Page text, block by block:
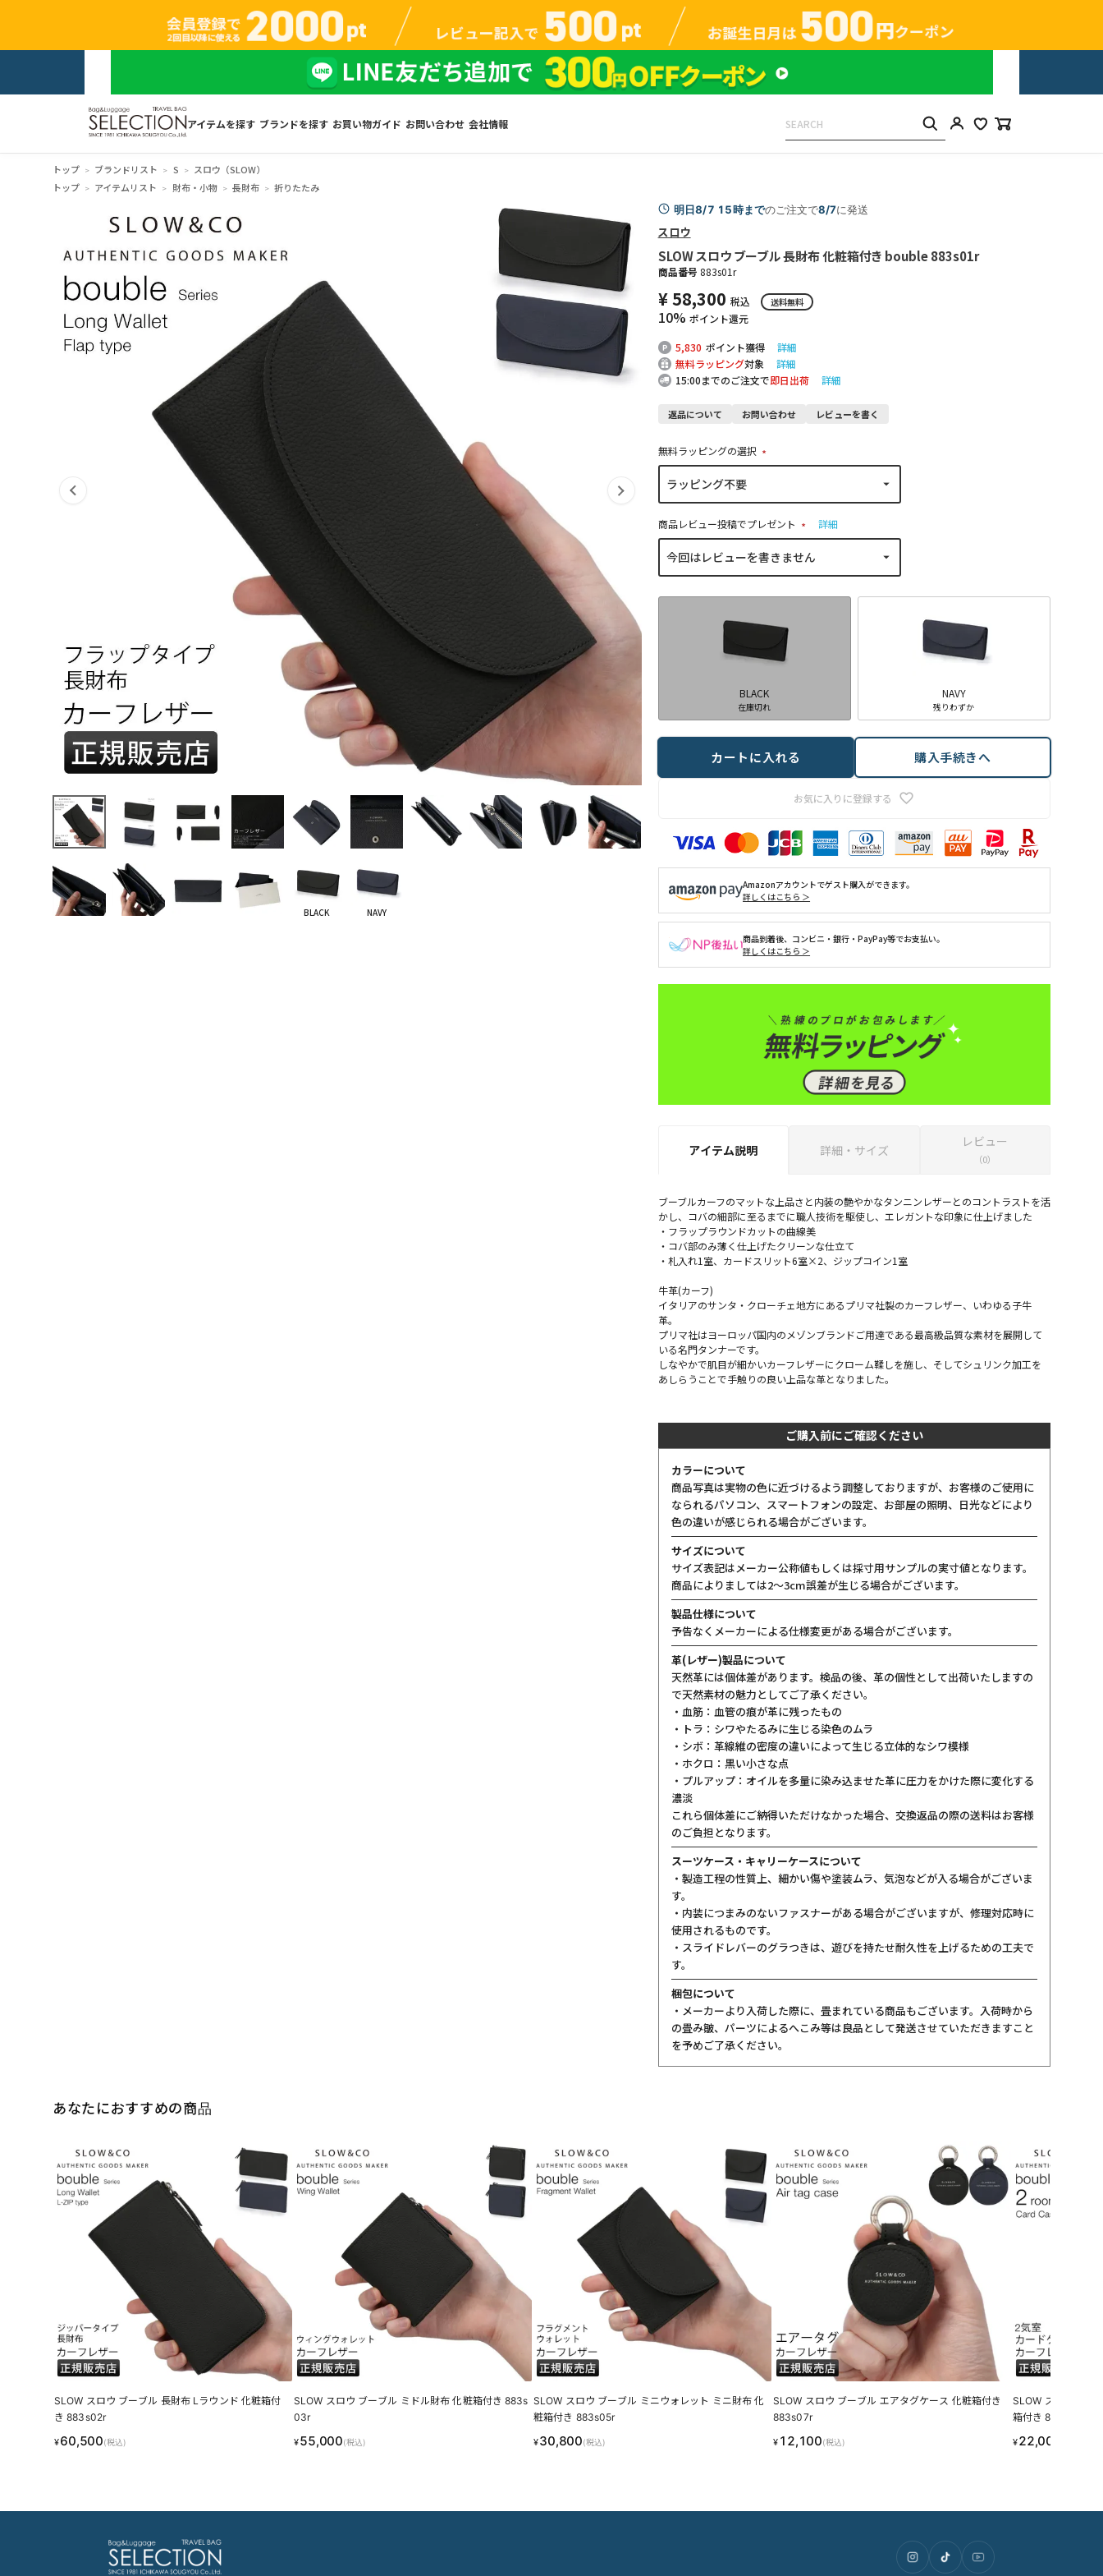
アイテムを探す ブランドを探す お買い物ガイド お問い合わせ 会社情報
トップ ブランドリスト S
スロウ（SLOW）
トップ
アイテムリスト 財布・小物 長財布 折りたたみ
BLACK NAVY
明日8/7 15時までのご注文で8/7に発送
スロウ
SLOW スロウ ブーブル 長財布 化粧箱付き bouble 883s01r
商品番号 883s01r
¥58,300 税込 送料無料
10% ポイント還元
5,830 ポイント獲得
詳細
無料ラッピング対象
詳細
15:00までのご注文で即日出荷 詳細
返品について お問い合わせ レビューを書く
無料ラッピングの選択
(
)
商品レビュー投稿でプレゼント
(
必
)
詳細
BLACK
在庫切れ
NAVY
残りわずか
お気に入りに登録する
カートに入れる 購入手続きへ
Amazonアカウントでゲスト購入ができます。
詳しくはこちら ＞
商品到着後、コンビニ・銀行・PayPay等でお支払い。
詳しくはこちら ＞
アイテム説明 詳細・サイズ
レビュー
（0）
ブーブルカーフのマットな上品さと内装の艶やかなタンニンレザーとのコントラストを活
かし、コバの細部に至るまでに職人技術を駆使し、エレガントな印象に仕上げました
・フラップラウンドカットの曲線美
・コバ部のみ薄く仕上げたクリーンな仕立て
・札入れ1室、カードスリット6室×2、ジップコイン1室
牛革(カーフ)
イタリアのサンタ・クローチェ地方にあるプリマ社製のカーフレザー、いわゆる子牛
革。
プリマ社はヨーロッパ国内のメゾンブランドご用達である最高級品質な素材を展開して
いる名門タンナーです。
しなやかで肌目が細かいカーフレザーにクローム鞣しを施し、そしてシュリンク加工を
あしらうことで手触りの良い上品な革となりました。
ご購入前にご確認ください
カラーについて
商品写真は実物の色に近づけるよう調整しておりますが、お客様のご使用に
なられるパソコン、スマートフォンの設定、お部屋の照明、日光などにより
色の違いが感じられる場合がございます。
サイズについて
サイズ表記はメーカー公称値もしくは採寸用サンプルの実寸値となります。
商品によりましては2〜3cm誤差が生じる場合がございます。
製品仕様について
予告なくメーカーによる仕様変更がある場合がございます。
革(レザー)製品について
天然革には個体差があります。検品の後、革の個性として出荷いたしますの
で天然素材の魅力としてご了承ください。
・血筋：血管の痕が革に残ったもの
・トラ：シワやたるみに生じる染色のムラ
・シボ：革線維の密度の違いによって生じる立体的なシワ模様
・ホクロ：黒い小さな点
・プルアップ：オイルを多量に染み込ませた革に圧力をかけた際に変化する
濃淡
これら個体差にご納得いただけなかった場合、交換返品の際の送料はお客様
のご負担となります。
スーツケース・キャリーケースについて
・製造工程の性質上、細かい傷や塗装ムラ、気泡などが入る場合がございま
す。
・内装につまみのないファスナーがある場合がございますが、修理対応時に
使用されるものです。
・スライドレバーのグラつきは、遊びを持たせ耐久性を上げるための工夫で
す。
梱包について
・メーカーより入荷した際に、畳まれている商品もございます。入荷時から
の畳み皺、パーツによるへこみ等は良品として発送させていただきますこと
を予めご了承ください。
あなたにおすすめの商品
SLOW スロウ ブーブル 長財布 Lラウンド 化粧箱付
き 883s02r
¥60,500(税込)
SLOW スロウ ブーブル ミドル財布 化粧箱付き 883s
03r
¥55,000(税込)
SLOW スロウ ブーブル ミニウォレット ミニ財布 化
粧箱付き 883s05r
¥30,800(税込)
SLOW スロウ ブーブル エアタグケース 化粧箱付き
883s07r
¥ 12,100(税込)
SLOW スロウ ブー
箱付き 883s06r
¥22,000